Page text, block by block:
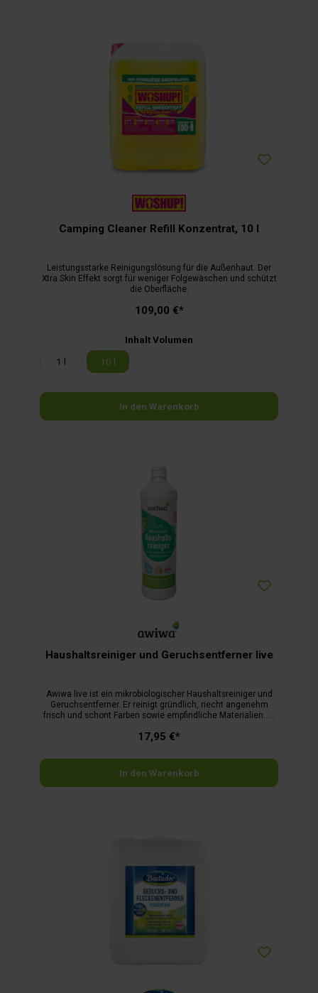
Camping Cleaner Refill Konzentrat, 10 l
Leistungsstarke Reinigungslösung für die Außenhaut. Der
Xtra Skin Effekt sorgt für weniger Folgewäschen und schützt
die Oberfläche.
109,00 €*
Inhalt Volumen
1 l
10 l
In den Warenkorb
Haushaltsreiniger und Geruchsentferner live
Awiwa live ist ein mikrobiologischer Haushaltsreiniger und
Geruchsentferner. Er reinigt gründlich, riecht angenehm
frisch und schont Farben sowie empfindliche Materialien. Er
werden und entfernt auch Rückstände, die herkömmliche
Liter Anwendungslösung. Laut Hersteller pH-neutral.
17,95 €*
In den Warenkorb